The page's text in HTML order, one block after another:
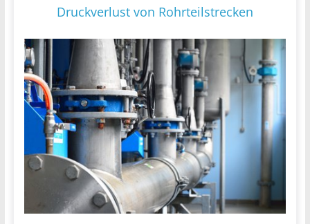
Druckverlust von Rohrteilstrecken